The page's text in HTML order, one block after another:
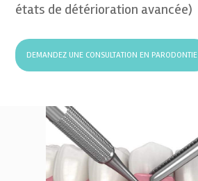
états de détérioration avancée)
DEMANDEZ UNE CONSULTATION EN PARODONTIE